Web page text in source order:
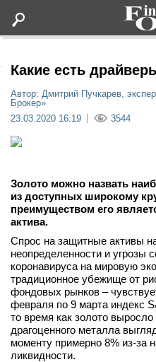
Lifestyle
Мероприятия
Новости
Интервью
вконтакте
телеграм
Какие есть
Автор: Дмитрий Пучкарев,
Брокер»
23.03.2020 16:19
3544
Золото можно назвать
из доступных широкому
преимуществом его
актива.
Спрос на защитные активы
неопределенности и угрозы
коронавируса на мировую
традиционное убежище от
фондовых рынков –
февраля по 9 марта индекс
то время как золото
драгоценного металла
моменту примерно 8% из-за
ликвидности.